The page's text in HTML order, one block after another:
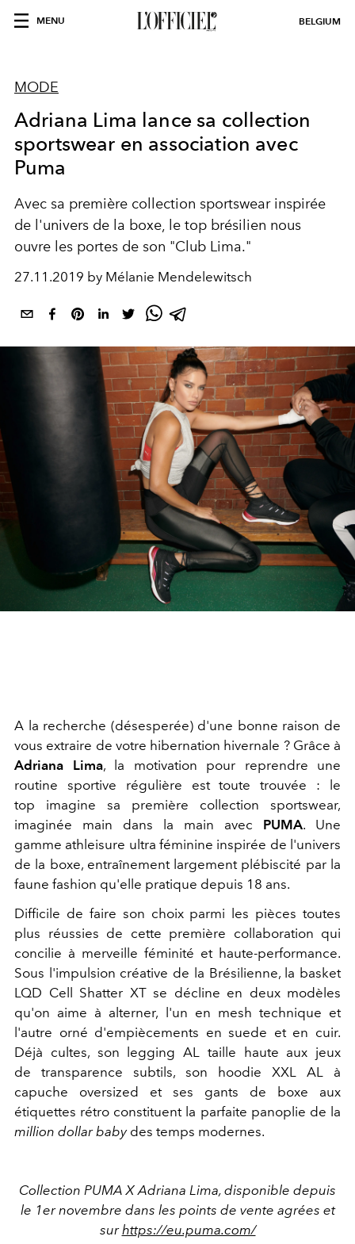
MENU BELGIUM
MODE
Adriana Lima lance sa collection
sportswear en association avec
Puma
Avec sa première collection sportswear inspirée
de l'univers de la boxe, le top brésilien nous
ouvre les portes de son "Club Lima."
27.11.2019 by Mélanie Mendelewitsch
A la recherche (désesperée) d'une bonne raison de
vous extraire de votre hibernation hivernale ? Grâce à
Adriana Lima, la motivation pour reprendre une
routine sportive régulière est toute trouvée : le
top imagine sa première collection sportswear,
imaginée main dans la main avec PUMA. Une
gamme athleisure ultra féminine inspirée de l'univers
de la boxe, entraînement largement plébiscité par la
faune fashion qu'elle pratique depuis 18 ans.
Difficile de faire son choix parmi les pièces toutes
plus réussies de cette première collaboration qui
concilie à merveille féminité et haute-performance.
Sous l'impulsion créative de la Brésilienne, la basket
LQD Cell Shatter XT se décline en deux modèles
qu'on aime à alterner, l'un en mesh technique et
l'autre orné d'empiècements en suede et en cuir.
Déjà cultes, son legging AL taille haute aux jeux
de transparence subtils, son hoodie XXL AL à
capuche oversized et ses gants de boxe aux
étiquettes rétro constituent la parfaite panoplie de la
million dollar baby des temps modernes.
Collection PUMA X Adriana Lima, disponible depuis
le 1er novembre dans les points de vente agrées et
surhttps://eu.puma.com/